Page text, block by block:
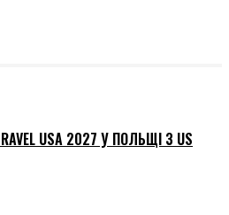
USA 2027 У ПОЛЬЩІ З US